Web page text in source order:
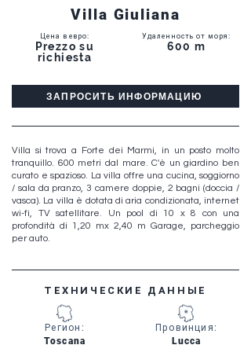
Villa Giuliana
Цена в евро:
Prezzo su
richiesta
Удаленность от моря :
600 m
ЗАПРОСИТЬ ИНФОРМАЦИЮ
Villa si trova a Forte dei Marmi, in un posto molto
tranquillo. 600 metri dal mare. C'è un giardino ben
curato e spazioso. La villa offre una cucina, soggiorno
/ sala da pranzo, 3 camere doppie, 2 bagni (doccia /
vasca). La villa è dotata di aria condizionata, internet
wi-fi, TV satellitare. Un pool di 10 x 8 con una
profondità di 1,20 mx 2,40 m Garage, parcheggio
per auto.
ТЕХНИЧЕСКИЕ ДАННЫЕ
Регион :
Toscana
Lucca
Провинция: